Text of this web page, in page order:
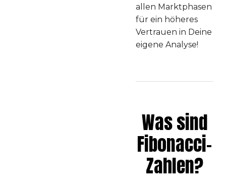
allen Marktphasen
für ein höheres
Vertrauen in Deine
eigene Analyse!
Was sind
Fibonacci-
Zahlen?